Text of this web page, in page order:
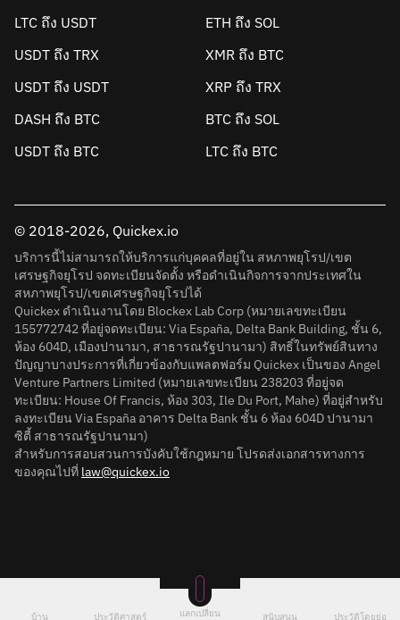
LTC ถึง USDT
ETH ถึง SOL
USDT ถึง TRX
XMR ถึง BTC
USDT ถึง USDT
XRP ถึง TRX
DASH ถึง BTC
BTC ถึง SOL
USDT ถึง BTC
LTC ถึง BTC
© 2018-2026, Quickex.io
บริการนี้ไม่สามารถให้บริการแก่บุคคลที่อยู่ใน สหภาพยุโรป/เขต
เศรษฐกิจยุโรป จดทะเบียนจัดตั้ง หรือดำเนินกิจการจากประเทศใน
สหภาพยุโรป/เขตเศรษฐกิจยุโรปได้
Quickex ดำเนินงานโดย Blockex Lab Corp (หมายเลขทะเบียน
155772742 ที่อยู่จดทะเบียน: Via España, Delta Bank Building, ชั้น 6,
ห้อง 604D, เมืองปานามา, สาธารณรัฐปานามา) สิทธิ์ในทรัพย์สินทาง
ปัญญาบางประการที่เกี่ยวข้องกับแพลตฟอร์ม Quickex เป็นของ Angel
Venture Partners Limited (หมายเลขทะเบียน 238203 ที่อยู่จด
ทะเบียน: House Of Francis, ห้อง 303, Ile Du Port, Mahe) ที่อยู่สำหรับ
ลงทะเบียน Via España อาคาร Delta Bank ชั้น 6 ห้อง 604D ปานามา
ซิตี้ สาธารณรัฐปานามา)
สำหรับการสอบสวนการบังคับใช้กฎหมาย โปรดส่งเอกสารทางการ
ของคุณไปที่ law@quickex.io
บ้าน ประวัติศาสตร์ แลกเปลี่ยน สนับสนุน ประวัติโดยย่อ